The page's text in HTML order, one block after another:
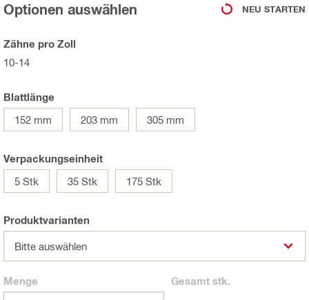
Optionen auswählen NEU STARTEN
Zähne pro Zoll
10-14
Blattlänge
152 mm
203 mm 305 mm
Verpackungseinheit
5 Stk
35 Stk 175 Stk
Produktvarianten
Bitte auswählen
Menge Gesamtstk.